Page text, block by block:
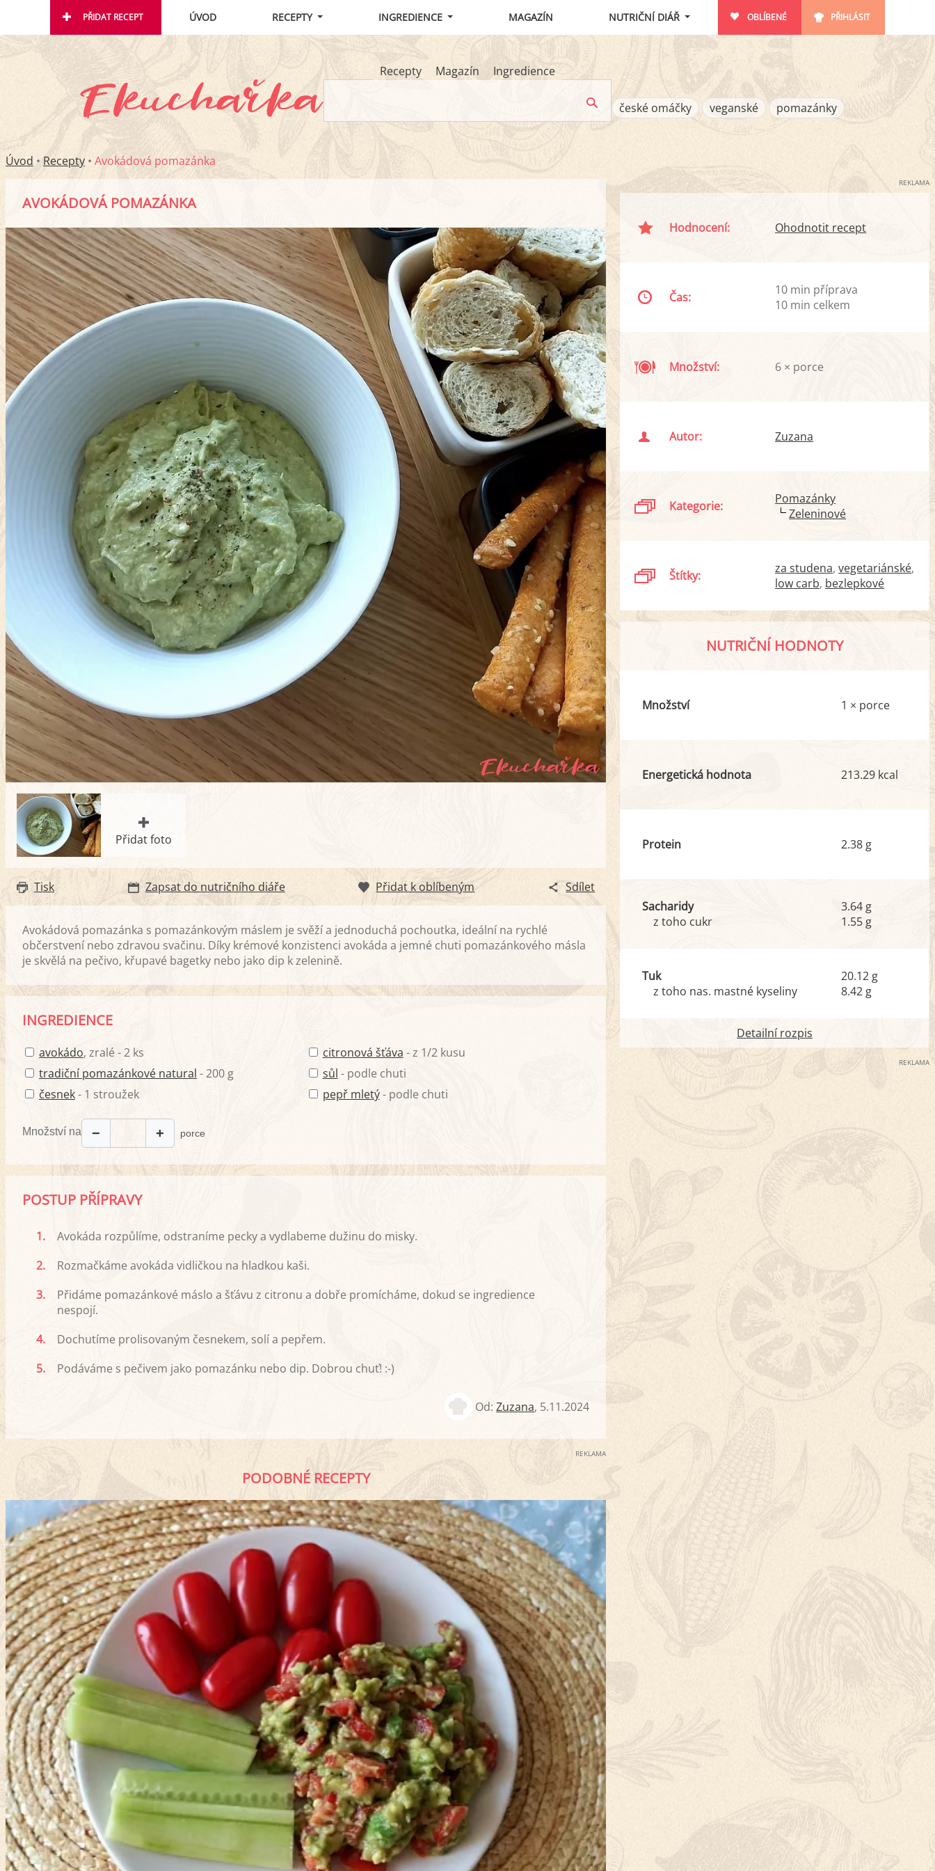
PŘIDAT RECEPT ÚVOD RECEPTY INGREDIENCE MAGAZÍN NUTRIČNÍ DIÁŘ OBLÍBENÉ PŘIHLÁSIT
Recepty Magazín Ingredience
české omáčky veganské pomazánky
Úvod • Recepty • Avokádová pomazánka
AVOKÁDOVÁ POMAZÁNKA
Přidat foto
Tisk Zapsat do nutričního diáře Přidat k oblíbeným Sdílet
Avokádová pomazánka s pomazánkovým máslem je svěží a jednoduchá pochoutka, ideální na rychlé
občerstvení nebo zdravou svačinu. Díky krémové konzistenci avokáda a jemné chuti pomazánkového másla
je skvělá na pečivo, křupavé bagetky nebo jako dip k zelenině.
INGREDIENCE
avokádo, zralé - 2 ks
tradiční pomazánkové natural - 200 g
česnek- 1 stroužek
citronová šťáva - z 1/2 kusu
sůl - podle chuti
pepř mletý- podle chuti
Množství na − + porce
POSTUP PŘÍPRAVY
1.
Avokáda rozpůlíme, odstraníme pecky a vydlabeme dužinu do misky.
2.
Rozmačkáme avokáda vidličkou na hladkou kaši.
3.
Přidáme pomazánkové máslo a šťávu z citronu a dobře promícháme, dokud se ingredience
nespojí.
4.
Dochutíme prolisovaným česnekem, solí a pepřem.
5.
Podáváme s pečivem jako pomazánku nebo dip. Dobrou chuť! :-)
Od:Zuzana, 5.11.2024
REKLAMA
PODOBNÉ RECEPTY
REKLAMA
Hodnocení: Ohodnotit recept
Čas:
10 min příprava
10 min celkem
Množství: 6 × porce
Autor: Zuzana
Kategorie:
Pomazánky
Zeleninové
Štítky: za studena vegetariánské
low carb bezlepkové
NUTRIČNÍ HODNOTY
Množství 1 × porce
Energetická hodnota 213.29 kcal
Protein 2.38 g
Sacharidy
z toho cukr
3.64 g
1.55 g
Tuk
z toho nas. mastné kyseliny
20.12 g
8.42 g
Detailní rozpis
REKLAMA